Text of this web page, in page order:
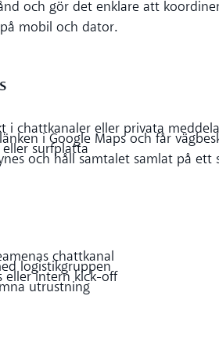
och gör det enklare att
mobil och dator.
i chattkanaler eller privata
i Google Maps och får
surfplatta
och håll samtalet samlat på ett
chattkanal
logistikgruppen
eller intern kick-off
utrustning